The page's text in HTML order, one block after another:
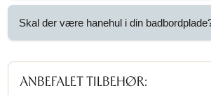
Skal der være hanehul i din
ANBEFALET TILBEHØR: